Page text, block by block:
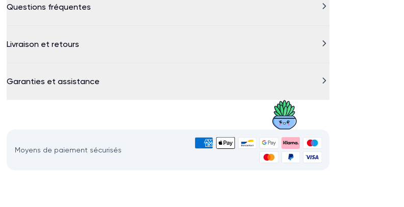
Questions fréquentes
Livraison et retours
Garanties et assistance
Moyens de paiement sécurisés